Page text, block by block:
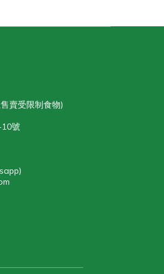
賣受限制食物)
號